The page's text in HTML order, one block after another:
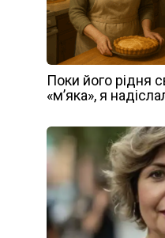
Поки його рідня
«м’яка», я